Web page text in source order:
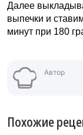
Далее
выпечки и
минут при 180
Автор
Похожие